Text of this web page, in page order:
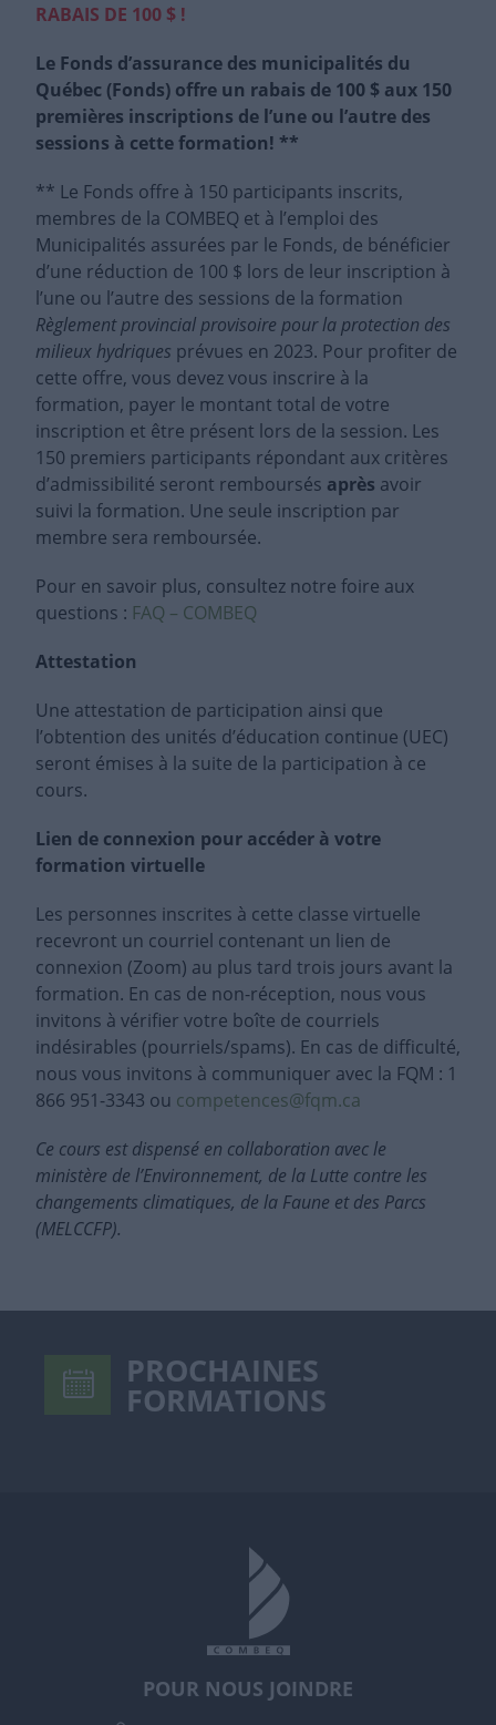
RABAIS DE 100 $ !
Le Fonds d’assurance des municipalités du
Québec (Fonds) offre un rabais de 100 $ aux 150
premières inscriptions de l’une ou l’autre des
sessions à cette formation! **
** Le Fonds offre à 150 participants inscrits,
membres de la COMBEQ et à l’emploi des
Municipalités assurées par le Fonds, de bénéficier
d’une réduction de 100 $ lors de leur inscription à
l’une ou l’autre des sessions de la formation
Règlement provincial provisoire pour la protection des
milieux hydriques prévues en 2023. Pour profiter de
cette offre, vous devez vous inscrire à la
formation, payer le montant total de votre
inscription et être présent lors de la session. Les
150 premiers participants répondant aux critères
d’admissibilité seront remboursés après avoir
suivi la formation. Une seule inscription par
membre sera remboursée.
Pour en savoir plus, consultez notre foire aux
questions : FAQ – COMBEQ
Attestation
Une attestation de participation ainsi que
l’obtention des unités d’éducation continue (UEC)
seront émises à la suite de la participation à ce
cours.
Lien de connexion pour accéder à votre
formation virtuelle
Les personnes inscrites à cette classe virtuelle
recevront un courriel contenant un lien de
connexion (Zoom) au plus tard trois jours avant la
formation. En cas de non-réception, nous vous
invitons à vérifier votre boîte de courriels
indésirables (pourriels/spams). En cas de difficulté,
nous vous invitons à communiquer avec la FQM : 1
866 951-3343 ou competences@fqm.ca
Ce cours est dispensé en collaboration avec le
ministère de l’Environnement, de la Lutte contre les
changements climatiques, de la Faune et des Parcs
(MELCCFP).
PROCHAINES
FORMATIONS
POUR NOUS JOINDRE